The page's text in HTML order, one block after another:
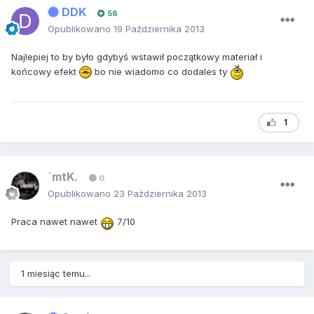
DDK 56
Opublikowano 19 Października 2013
Najlepiej to by było gdybyś wstawił początkowy materiał i
końcowy efekt
bo nie wiadomo co dodales ty
1
`mtK. 0
Opublikowano 23 Października 2013
Praca nawet nawet 7/10
1 miesiąc temu...